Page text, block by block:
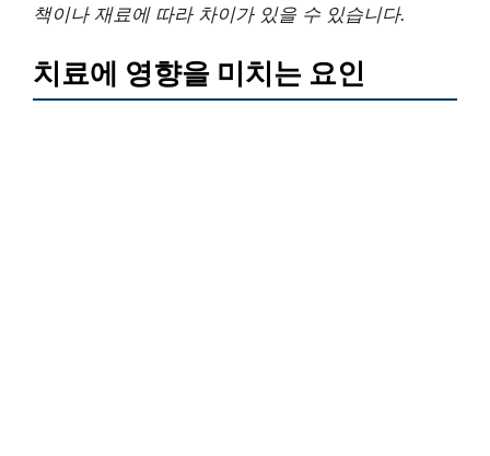
책이나 재료에 따라 차이가 있을 수 있습니다.
치료에 영향을 미치는 요인